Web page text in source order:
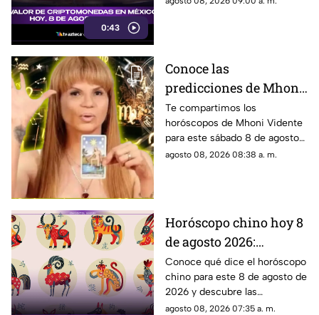
0:43
Conoce las
predicciones de Mhoni
Vidente HOY, 8 de
agosto de 2026: ¿Qué le
espera en este sábado a
cada signo del zodiaco?
Te compartimos los
horóscopos de Mhoni Vidente
para este sábado 8 de agosto
de 2026 y sus predicciones
agosto 08, 2026 08:38 a. m.
Horóscopo chino hoy 8
de agosto 2026:
descubre qué te depara
el destino según tu
signo
Conoce qué dice el horóscopo
chino para este 8 de agosto de
2026 y descubre las
predicciones para cada signo
agosto 08, 2026 07:35 a. m.